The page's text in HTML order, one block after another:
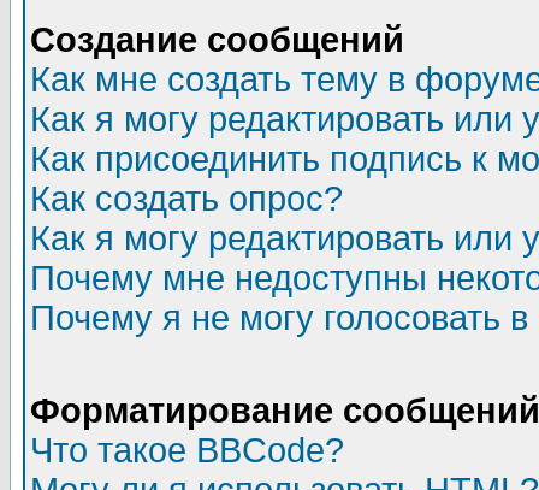
Создание сообщений
Как мне создать тему в
Как я могу редактировать или
Как присоединить подпись к
Как создать опрос?
Как я могу редактировать или
Почему мне недоступны
Почему я не могу голосовать
Форматирование
Что такое BBCode?